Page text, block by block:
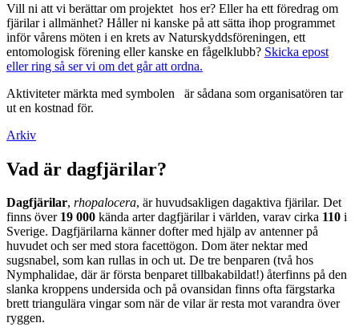
Vill ni att vi berättar om projektet hos er? Eller ha ett föredrag om
fjärilar i allmänhet? Håller ni kanske på att sätta ihop programmet
inför vårens möten i en krets av Naturskyddsföreningen, ett
entomologisk förening eller kanske en fågelklubb? Skicka epost
eller ring så ser vi om det går att ordna.
Aktiviteter märkta med symbolen
är sådana som organisatören tar
ut en kostnad för.
Arkiv
Vad är dagfjärilar?
Dagfjärilar, rhopalocera, är huvudsakligen dagaktiva fjärilar. Det
finns över 19 000 kända arter dagfjärilar i världen, varav cirka 110 i
Sverige. Dagfjärilarna känner dofter med hjälp av antenner på
huvudet och ser med stora facettögon. Dom äter nektar med
sugsnabel, som kan rullas in och ut. De tre benparen (två hos
Nymphalidae, där är första benparet tillbakabildat!) återfinns på den
slanka kroppens undersida och på ovansidan finns ofta färgstarka
brett triangulära vingar som när de vilar är resta mot varandra över
ryggen.